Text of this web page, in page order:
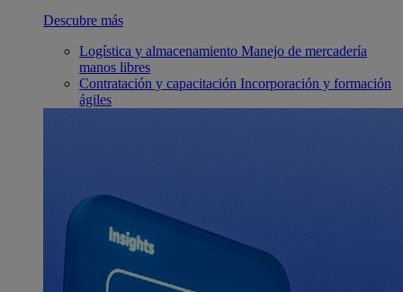
Descubre más
Logística y almacenamiento Manejo de mercadería
manos libres
Contratación y capacitación Incorporación y formación
ágiles